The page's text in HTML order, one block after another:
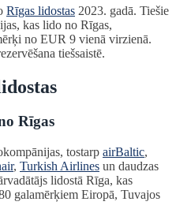
Rīgas lidostas 2023. gadā. Tiešie
kas lido no Rīgas,
no EUR 9 vienā virzienā.
tiešsaistē.
Rīgas
tostarp airBaltic,
, Turkish Airlines un daudzas
lidostā Rīga, kas
galamērķiem Eiropā, Tuvajos